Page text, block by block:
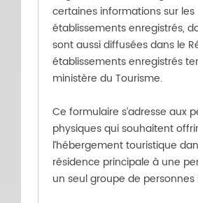
certaines informations sur les
établissements enregistrés,
sont aussi diffusées dans le
établissements enregistrés
ministère du Tourisme.
Ce formulaire s’adresse aux
physiques qui souhaitent
l’hébergement touristique
résidence principale à une
un seul groupe de personnes